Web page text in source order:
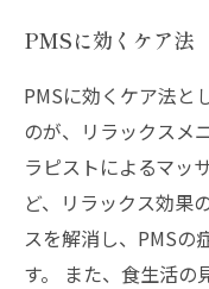
PMSに効くケア法
PMSに効くケア法と
のが、リラックスメ
ラピストによるマッ
ど、リラックス効果
スを解消し、PMSの
す。 また、食生活の